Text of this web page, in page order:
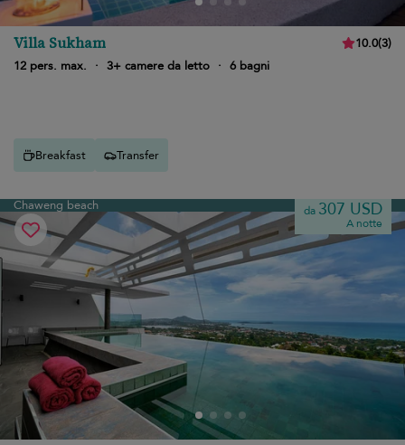
Villa Sukham 10.0(3)
12 pers. max.
· 3+ camere da letto · 6 bagni
Breakfast Transfer
Chaweng beach da 307 USD
A notte